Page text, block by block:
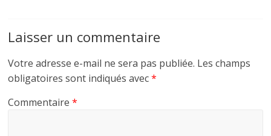
Laisser un commentaire
Votre adresse e-mail ne sera pas publiée. Les champs
obligatoires sont indiqués avec*
Commentaire*